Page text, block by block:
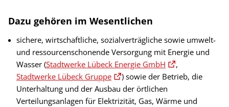
Dazu gehören im Wesentlichen
sichere, wirtschaftliche, sozialverträgliche sowie umwelt-
und ressourcenschonende Versorgung mit Energie und
Wasser (Stadtwerke Lübeck Energie GmbH
,
Stadtwerke Lübeck Gruppe
) sowie der Betrieb, die
Unterhaltung und der Ausbau der örtlichen
Verteilungsanlagen für Elektrizität, Gas, Wärme und